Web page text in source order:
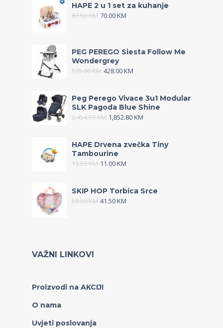
HAPE 2 u 1 set za kuhanje
87.50KM 70.00KM
PEG PEREGO Siesta Follow Me
Wondergrey
535.00KM 428.00KM
Peg Perego Vivace 3u1 Modular
SLK Pagoda Blue Shine
2,454.50KM 1,852.80KM
HAPE Drvena zvečka Tiny
Tambourine
13.50KM 11.00KM
SKIP HOP Torbica Srce
59.50KM 41.50KM
VAŽNI LINKOVI
Proizvodi na AKCIJI
O nama
Uvjeti poslovanja